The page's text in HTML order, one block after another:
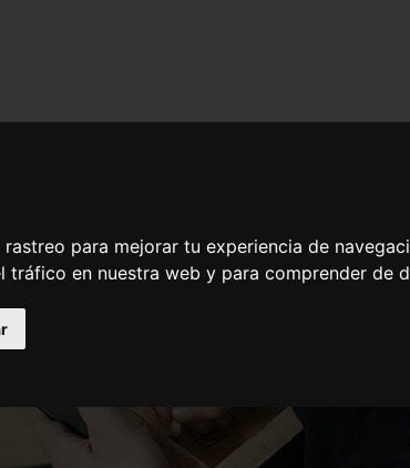
para mejorar tu experiencia de
tráfico en nuestra web y para comprender de
en Autenticación y Evaluación de Firmas Artísticas